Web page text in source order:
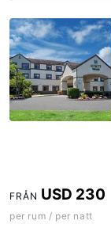
FRÅN USD 230
per rum / per natt